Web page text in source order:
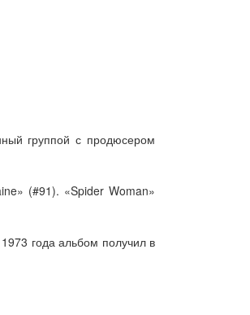
группой с продюсером
(#91). «Spider Woman»
года альбом получил в